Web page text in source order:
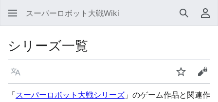
スーパーロボット大戦Wiki 検索 利
シリーズ一覧
言語 ウォッチソ
「スーパーロボット大戦シリーズ 」のゲーム作品と関連作